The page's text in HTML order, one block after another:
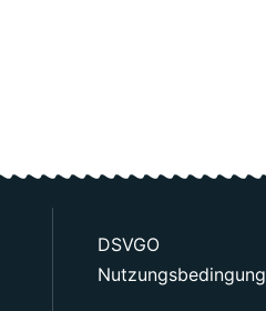
DSVGO